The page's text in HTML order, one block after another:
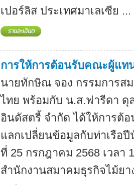
เปอร์ลิส ประเทศมาเลเซีย ...
การให้การต้อนรับคณะผู้แท
นายทักษิณ จอง กรรมการส
ไทย พร้อมกับ น.ส.ฟารีดา
อินดัสตรี้ จำกัด ได้ให้การต้
แลกเปลี่ยนข้อมูลกับท่าเรือ
ที่ 25 กรกฎาคม 2568 เวลา
สำนักงานสมาคมธุรกิจไม้ย